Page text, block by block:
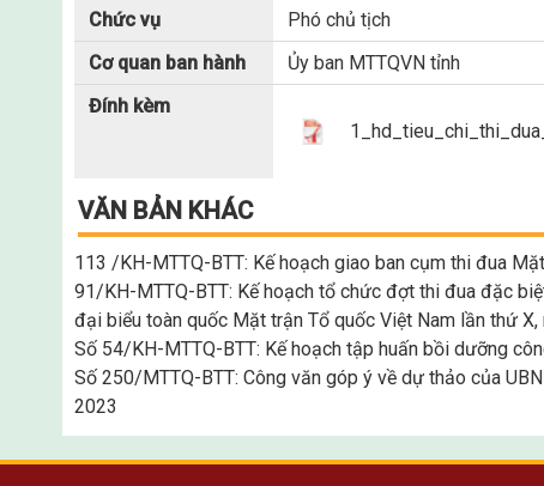
Chức vụ
Phó chủ tịch
Cơ quan ban hành
Ủy ban MTTQVN tỉnh
Đính kèm
VĂN BẢN KHÁC
113 /KH-MTTQ-BTT: Kế hoạch giao ban cụm thi đua
91/KH-MTTQ-BTT: Kế hoạch tổ chức đợt thi đua đặc
đại biểu toàn quốc Mặt trận Tổ quốc Việt Nam lần thứ
Số 54/KH-MTTQ-BTT: Kế hoạch tập huấn bồi dưỡng
Số 250/MTTQ-BTT: Công văn góp ý về dự thảo của
2023